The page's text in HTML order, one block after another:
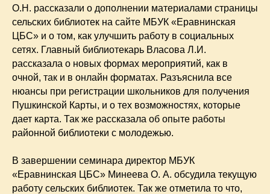
О.Н. рассказали о дополнении материалами страницы
сельских библиотек на сайте МБУК «Еравнинская
ЦБС» и о том, как улучшить работу в социальных
сетях. Главный библиотекарь Власова Л.И.
рассказала о новых формах мероприятий, как в
очной, так и в онлайн форматах. Разъяснила все
нюансы при регистрации школьников для получения
Пушкинской Карты, и о тех возможностях, которые
дает карта. Так же рассказала об опыте работы
районной библиотеки с молодежью.
В завершении семинара директор МБУК
«Еравнинская ЦБС» Минеева О. А. обсудила текущую
работу сельских библиотек. Так же отметила то что,